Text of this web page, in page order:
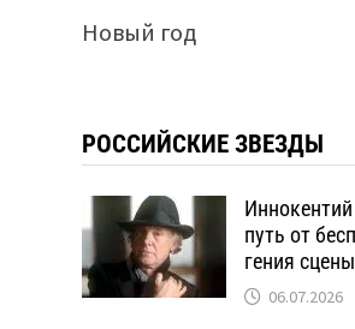
Новый год
РОССИЙСКИЕ ЗВЕЗДЫ
путь от
гения сцены
06.07.2026